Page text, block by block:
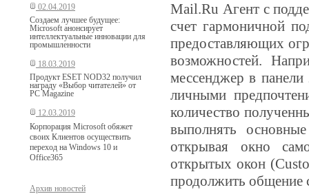
02.04.2019
Создаем лучшее будущее:
Microsoft анонсирует
интеллектуальные инновации для
промышленности
18.03.2019
Продукт ESET NOD32 получил
награду «Выбор читателей» от
PC Magazine
12.03.2019
Корпорация Microsoft обяжет
своих Клиентов осуществить
переход на Windows 10 и
Office365
Архив новостей
Mail.Ru Агент с
счет гармоничной
предоставляющих
возможностей.
мессенджер в панели
личными
количество
выполнять
открывая окно
открытых окон
продолжить общение